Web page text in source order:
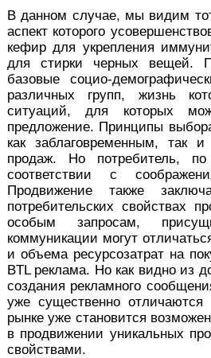
В данном случае, мы видим
аспект которого
кефир для укрепления
для стирки черных вещей.
базовые социо-
различных групп, жизнь
ситуаций, для которых
предложение. Принципы
как заблаговременным, так
продаж. Но потребитель,
соответствии с
Продвижение также
потребительских свойствах
особым запросам,
коммуникации могут
и объема ресурсозатрат на
BTL реклама. Но как видно из
создания рекламного
уже существенно
рынке уже становится
в продвижении уникальных
свойствами.